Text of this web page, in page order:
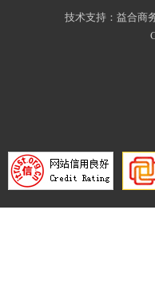
技术支持：益合商